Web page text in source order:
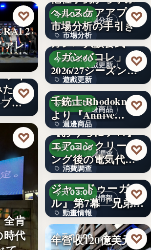
2
ァレ
♡
ンド
」
映
♡
全肯
時代
♡
文字
市場分析
今天 03:00
市場分析
500
ヘルスケアアプリ
市場分析の手引き
♡
遊戲更新
今天 03:00
遊戲更新
150
ガンバ大阪公式
「ガンバコレ」
2026/27シーズン開
幕！…
♡
週邊商品
今天 03:00
週邊商品
880円
千銃士:Rhodoknight
より『Annive…
♡
消費調查
今天 03:00
消費調查
40%
【おうちにプロ】
エアコンクリーニ
ング後の電気代削
減の実感…
♡
動畫情報
今天 03:00
動畫情報
文字
TVアニメ『天幕の
ジャードゥーガ
ル』第7幕「兄弟」
あらす…
♡
今天 00:00
年營收120億美元鐵
♡